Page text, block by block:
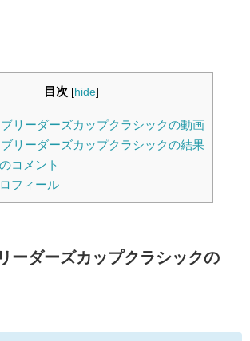
目次 [hide]
リーダーズカップクラシックの動画
リーダーズカップクラシックの結果
コメント
フィール
ーダーズカップクラシックの